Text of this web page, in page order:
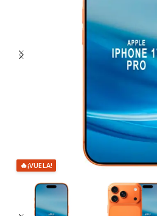
🔥¡VUELA!